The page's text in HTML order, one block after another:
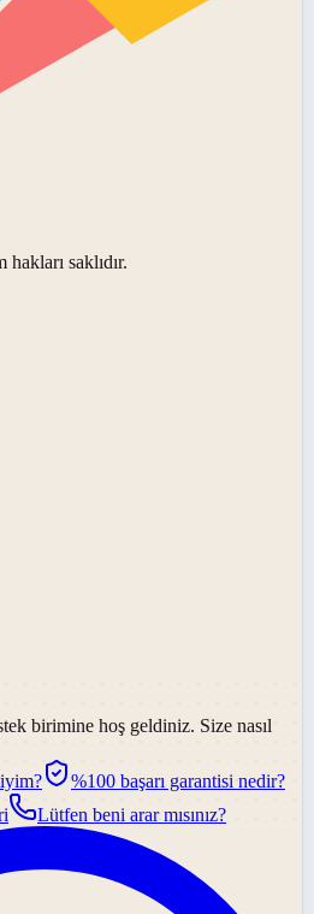
saklıdır.
birimine hoş geldiniz. Size nasıl
%100 başarı garantisi nedir?
Lütfen beni arar mısınız?